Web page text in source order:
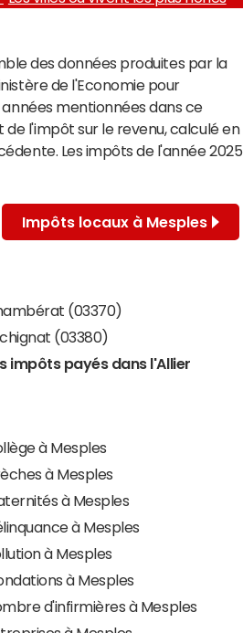
des données produites par la
de l'Economie pour
années mentionnées dans ce
l'impôt sur le revenu, calculé en
Les impôts de l'année 2025
Impôts locaux à Mesples
(03370)
(03380)
impôts payés dans l'Allier
à Mesples
à Mesples
à Mesples
à Mesples
à Mesples
à Mesples
d'infirmières à Mesples